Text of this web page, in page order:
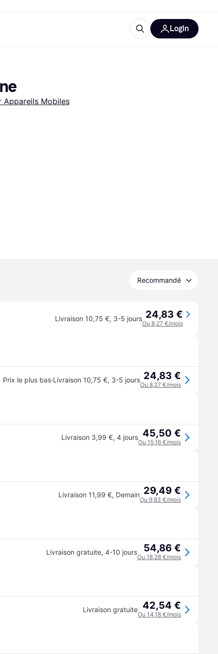
Login
Appareils Mobiles
Recommandé
Livraison 10,75 €, 3-5 jours 24,83 €
Ou 8,27 €/mois
Prix le plus bas·Livraison 10,75 €, 3-5 jours 24,83 €
Ou 8,27 €/mois
Livraison 3,99 €, 4 jours 45,50 €
Ou 15,16 €/mois
Livraison 11,99 €, Demain 29,49 €
Ou 9,83 €/mois
Livraison gratuite, 4-10 jours 54,86 €
Ou 18,28 €/mois
Livraison gratuite 42,54 €
Ou 14,18 €/mois